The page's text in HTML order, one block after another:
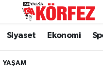
Siyaset Ekonomi
YAŞAM
Eczaneler